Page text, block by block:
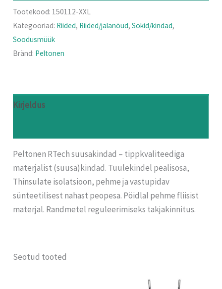
Tootekood: 150112-XXL
Kategooriad: Riided, Riided/jalanõud,Sokid/kindad,
Soodusmüük
Bränd: Peltonen
Kirjeldus
Peltonen RTech suusakindad – tippkvaliteediga
materjalist (suusa)kindad. Tuulekindel pealisosa,
Thinsulate isolatsioon, pehme ja vastupidav
sünteetilisest nahast peopesa. Pöidlal pehme fliisist
materjal. Randmetel reguleerimiseks takjakinnitus.
Seotud tooted